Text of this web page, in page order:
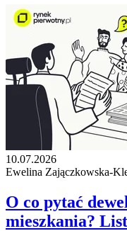
10.07.2026
Ewelina Zajączkowska-
O co pytać
mieszkania?